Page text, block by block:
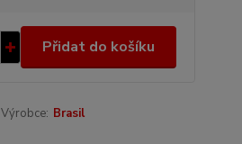
Přidat do košíku
Výrobce: Brasil